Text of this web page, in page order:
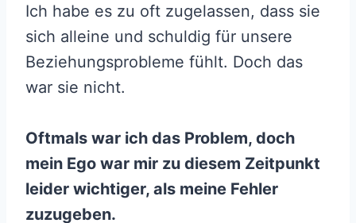
Ich habe es zu oft zugelassen, dass sie
sich alleine und schuldig für unsere
Beziehungsprobleme fühlt. Doch das
war sie nicht.
Oftmals war ich das Problem, doch
mein Ego war mir zu diesem Zeitpunkt
leider wichtiger, als meine Fehler
zuzugeben.